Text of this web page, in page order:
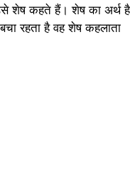
उसे शेष कहते हैं। शेष का अर्थ है
रहता है वह शेष कहलाता